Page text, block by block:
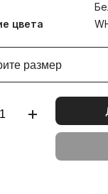
цвета
размер